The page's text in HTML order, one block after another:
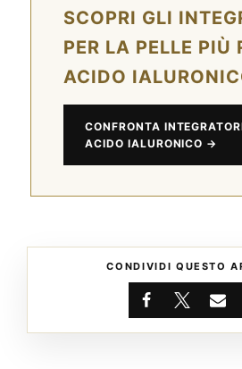
SCOPRI GLI
PER LA PELLE PIÙ
ACIDO
CONFRONTA
ACIDO IALURONICO →
CONDIVIDI QUESTO
Facebook
X